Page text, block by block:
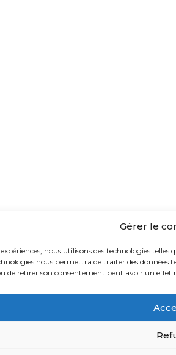
Gérer le
nous utilisons des technologies
nous permettra de traiter des données
de retirer son consentement peut avoir un